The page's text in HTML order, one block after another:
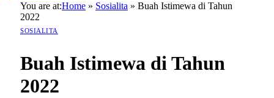
You are at:Home » Sosialita » Buah Istimewa di Tahun
2022
SOSIALITA
Buah Istimewa di Tahun
2022